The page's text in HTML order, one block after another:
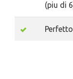
(piu di